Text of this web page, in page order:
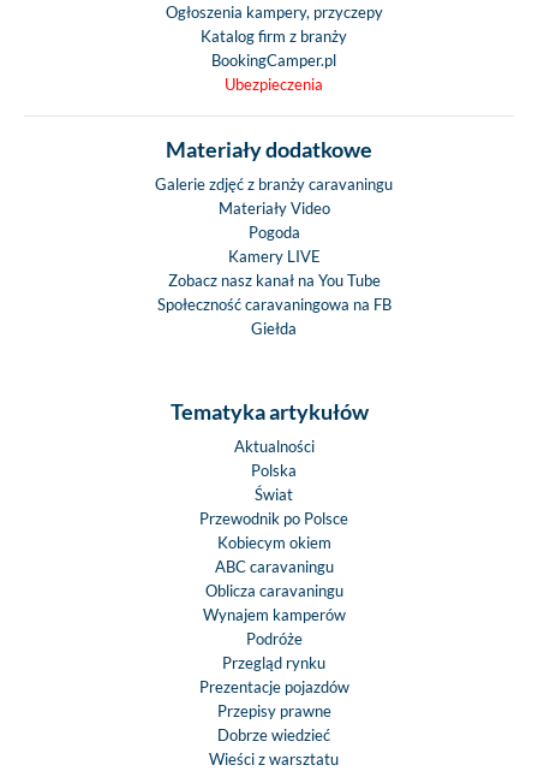
Ogłoszenia kampery, przyczepy
Katalog firm z branży
BookingCamper.pl
Ubezpieczenia
Materiały dodatkowe
Galerie zdjęć z branży caravaningu
Materiały Video
Pogoda
Kamery LIVE
Zobacz nasz kanał na You Tube
Społeczność caravaningowa na FB
Giełda
Tematyka artykułów
Aktualności
Polska
Świat
Przewodnik po Polsce
Kobiecym okiem
ABC caravaningu
Oblicza caravaningu
Wynajem kamperów
Podróże
Przegląd rynku
Prezentacje pojazdów
Przepisy prawne
Dobrze wiedzieć
Wieści z warsztatu